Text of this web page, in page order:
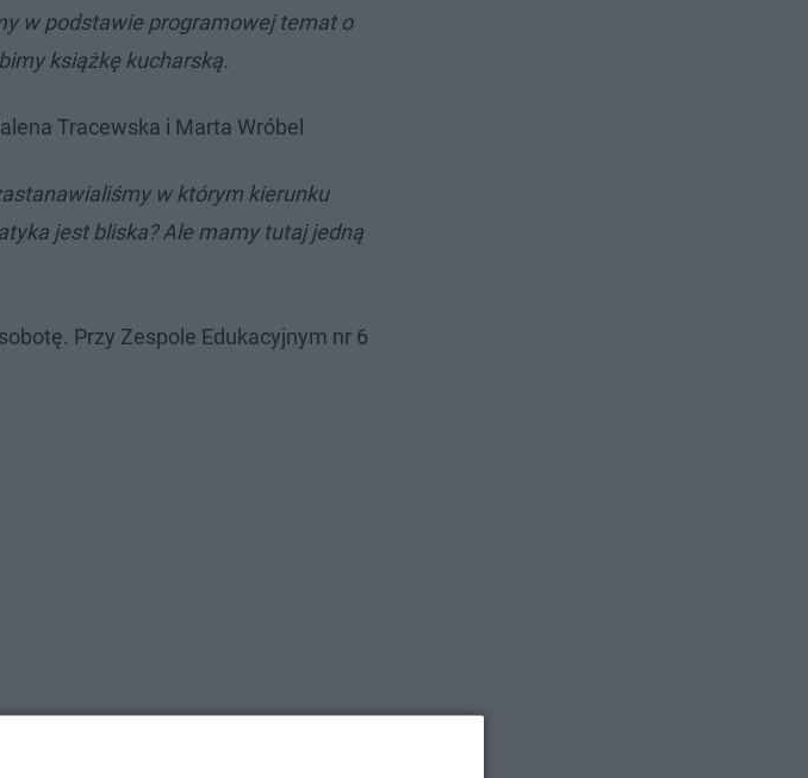
w podstawie programowej temat o
książkę kucharską.
Tracewska i Marta Wróbel
w którym kierunku
jest bliska? Ale mamy tutaj jedną
Przy Zespole Edukacyjnym nr 6